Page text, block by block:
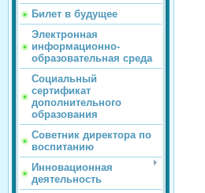
Билет в будущее
Электронная
информационно-
образовательная среда
Социальный
сертификат
дополнительного
образования
Советник директора по
воспитанию
Инновационная
деятельность